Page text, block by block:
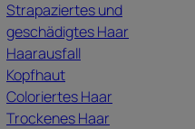
Strapaziertes und
geschädigtes Haar
Haarausfall
Kopfhaut
Coloriertes Haar
Trockenes Haar